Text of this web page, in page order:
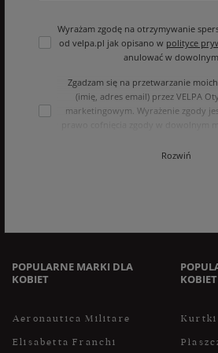
Wyrażam zgodę na otrzymywanie
od velpa.pl jak opisano w polityce
anulować w
Zgadzam się na przetwarzanie
(imię, adres email) przez VELPA
marketingowym. Wyrażenie zgody
podstawie zgody przed jejRozwiń
POPULARNE MARKI DLA
KOBIET
Aeronautica Militare
Elisabetta Franchi
KOBIET
Kurtki